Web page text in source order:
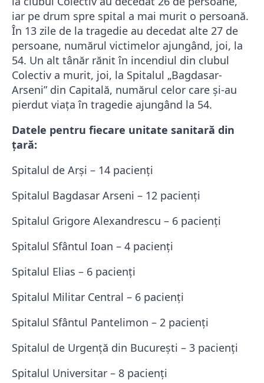
iar pe drum spre spital a mai murit o persoană.
În 13 zile de la tragedie au decedat alte 27 de
persoane, numărul victimelor ajungând, joi, la
54. Un alt tânăr rănit în incendiul din clubul
Colectiv a murit, joi, la Spitalul „Bagdasar-
Arseni” din Capitală, numărul celor care şi-au
pierdut viaţa în tragedie ajungând la 54.
Datele pentru fiecare unitate sanitară din
ţară:
Spitalul de Arşi – 14 pacienţi
Spitalul Bagdasar Arseni – 12 pacienţi
Spitalul Grigore Alexandrescu – 6 pacienţi
Spitalul Sfântul Ioan – 4 pacienţi
Spitalul Elias – 6 pacienţi
Spitalul Militar Central – 6 pacienţi
Spitalul Sfântul Pantelimon – 2 pacienţi
Spitalul de Urgenţă din Bucureşti – 3 pacienţi
Spitalul Universitar – 8 pacienţi